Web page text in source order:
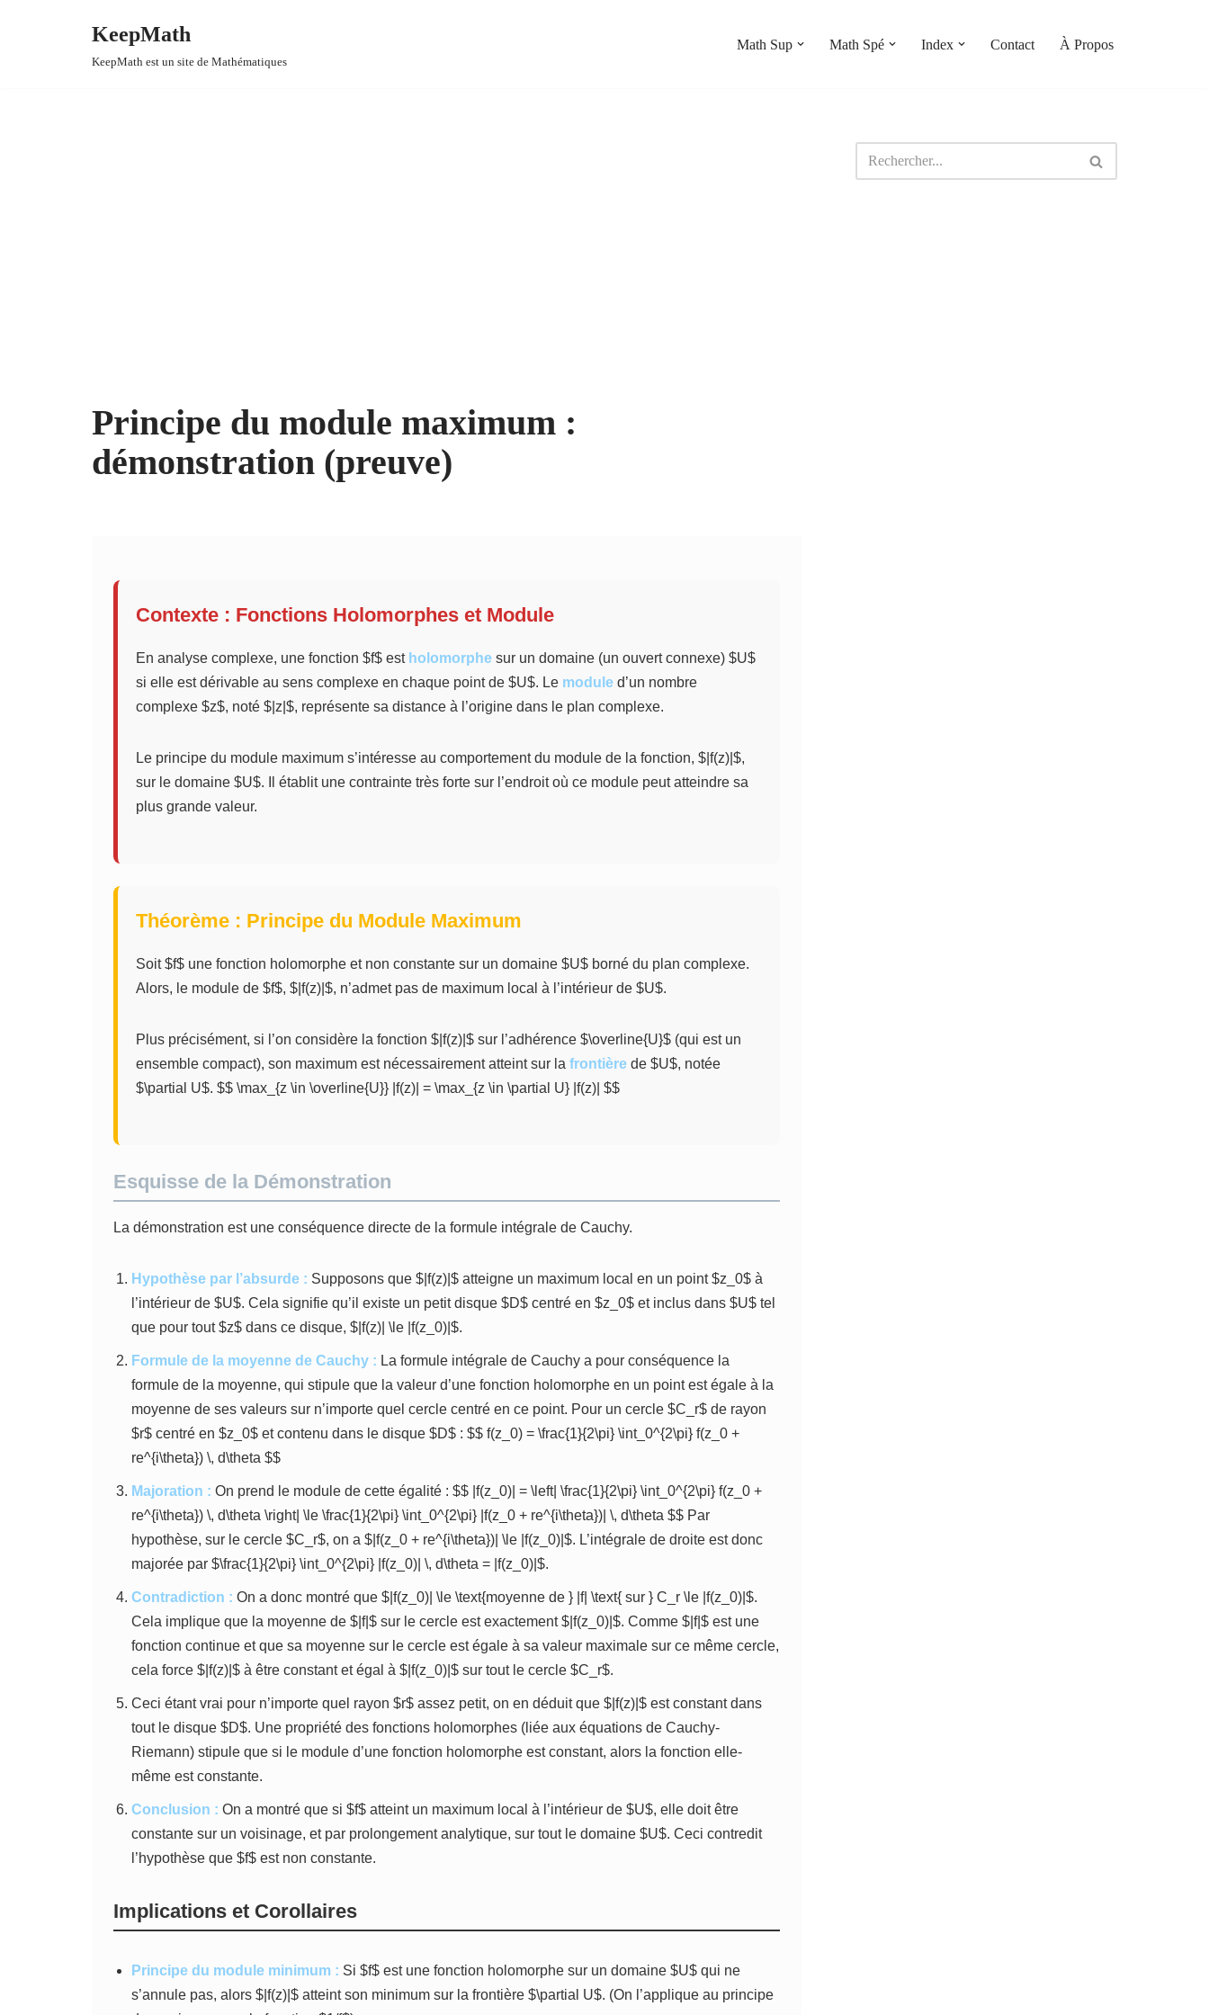
KeepMath
KeepMath est un site de Mathématiques
Math Sup Math Spé Index Contact À Propos
Principe du module maximum :
démonstration (preuve)
Contexte : Fonctions Holomorphes et Module
En analyse complexe, une fonction $f$ est holomorphe sur un domaine (un ouvert connexe) $U$
si elle est dérivable au sens complexe en chaque point de $U$. Le module d’un nombre
complexe $z$, noté $|z|$, représente sa distance à l’origine dans le plan complexe.
Le principe du module maximum s’intéresse au comportement du module de la fonction, $|f(z)|$,
sur le domaine $U$. Il établit une contrainte très forte sur l’endroit où ce module peut atteindre sa
plus grande valeur.
Théorème : Principe du Module Maximum
Soit $f$ une fonction holomorphe et non constante sur un domaine $U$ borné du plan complexe.
Alors, le module de $f$, $|f(z)|$, n’admet pas de maximum local à l’intérieur de $U$.
Plus précisément, si l’on considère la fonction $|f(z)|$ sur l’adhérence $\overline{U}$ (qui est un
ensemble compact), son maximum est nécessairement atteint sur la frontière de $U$, notée
$\partial U$. $$ \max_{z \in \overline{U}} |f(z)| = \max_{z \in \partial U} |f(z)| $$
Esquisse de la Démonstration
La démonstration est une conséquence directe de la formule intégrale de Cauchy.
Hypothèse par l’absurde : Supposons que $|f(z)|$ atteigne un maximum local en un point $z_0$ à
l’intérieur de $U$. Cela signifie qu’il existe un petit disque $D$ centré en $z_0$ et inclus dans $U$ tel
que pour tout $z$ dans ce disque, $|f(z)| \le |f(z_0)|$.
Formule de la moyenne de Cauchy : La formule intégrale de Cauchy a pour conséquence la
formule de la moyenne, qui stipule que la valeur d’une fonction holomorphe en un point est égale à la
moyenne de ses valeurs sur n’importe quel cercle centré en ce point. Pour un cercle $C_r$ de rayon
$r$ centré en $z_0$ et contenu dans le disque $D$ : $$ f(z_0) = \frac{1}{2\pi} \int_0^{2\pi} f(z_0 +
re^{i\theta}) \, d\theta $$
Majoration : On prend le module de cette égalité : $$ |f(z_0)| = \left| \frac{1}{2\pi} \int_0^{2\pi} f(z_0 +
re^{i\theta}) \, d\theta \right| \le \frac{1}{2\pi} \int_0^{2\pi} |f(z_0 + re^{i\theta})| \, d\theta $$ Par
hypothèse, sur le cercle $C_r$, on a $|f(z_0 + re^{i\theta})| \le |f(z_0)|$. L’intégrale de droite est donc
majorée par $\frac{1}{2\pi} \int_0^{2\pi} |f(z_0)| \, d\theta = |f(z_0)|$.
Contradiction : On a donc montré que $|f(z_0)| \le \text{moyenne de } |f| \text{ sur } C_r \le |f(z_0)|$.
Cela implique que la moyenne de $|f|$ sur le cercle est exactement $|f(z_0)|$. Comme $|f|$ est une
fonction continue et que sa moyenne sur le cercle est égale à sa valeur maximale sur ce même cercle,
cela force $|f(z)|$ à être constant et égal à $|f(z_0)|$ sur tout le cercle $C_r$.
Ceci étant vrai pour n’importe quel rayon $r$ assez petit, on en déduit que $|f(z)|$ est constant dans
tout le disque $D$. Une propriété des fonctions holomorphes (liée aux équations de Cauchy-
Riemann) stipule que si le module d’une fonction holomorphe est constant, alors la fonction elle-
même est constante.
Conclusion : On a montré que si $f$ atteint un maximum local à l’intérieur de $U$, elle doit être
constante sur un voisinage, et par prolongement analytique, sur tout le domaine $U$. Ceci contredit
l’hypothèse que $f$ est non constante.
Implications et Corollaires
Principe du module minimum : Si $f$ est une fonction holomorphe sur un domaine $U$ qui ne
s’annule pas, alors $|f(z)|$ atteint son minimum sur la frontière $\partial U$. (On l’applique au principe